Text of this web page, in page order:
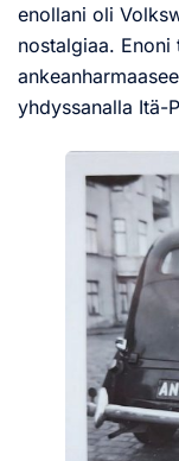
enollani oli
nostalgiaa.
yhdyssanalla Itä-